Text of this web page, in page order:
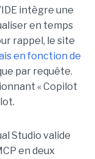
intègre une
en temps
rappel, le site
en fonction de
par requête.
« Copilot
Studio valide
en deux